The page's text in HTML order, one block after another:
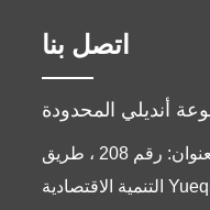
اتصل بنا
العنوان: رقم 208 ، طريق Weiqi ، منطقة
التنمية الاقتصادية Yueqing ، YueQing ،